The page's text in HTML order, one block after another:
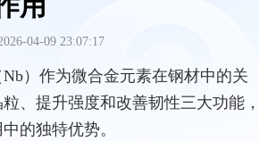
04-09 23:07:17
）作为微合金元素在钢材中的关
、提升强度和改善韧性三大功能，
的独特优势。